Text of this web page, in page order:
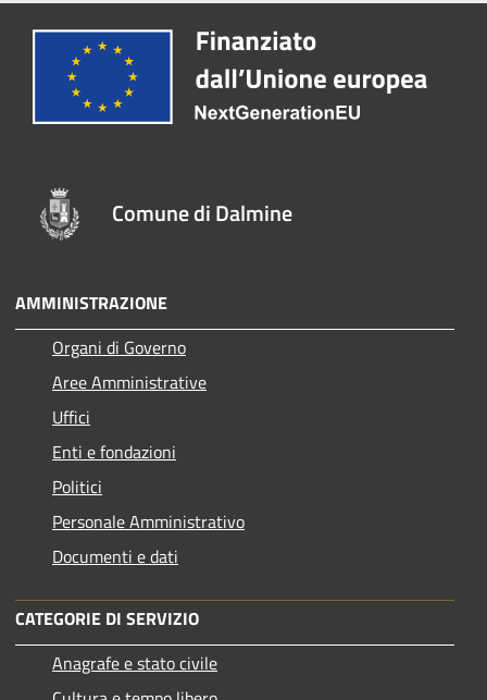
Comune di Dalmine
AMMINISTRAZIONE
Organi di Governo
Aree Amministrative
Uffici
Enti e fondazioni
Politici
Personale Amministrativo
Documenti e dati
CATEGORIE DI SERVIZIO
Anagrafe e stato civile